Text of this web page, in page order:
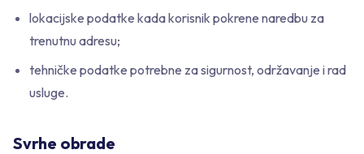
lokacijske podatke kada korisnik pokrene naredbu za
trenutnu adresu;
tehničke podatke potrebne za sigurnost, održavanje i rad
usluge.
Svrhe obrade